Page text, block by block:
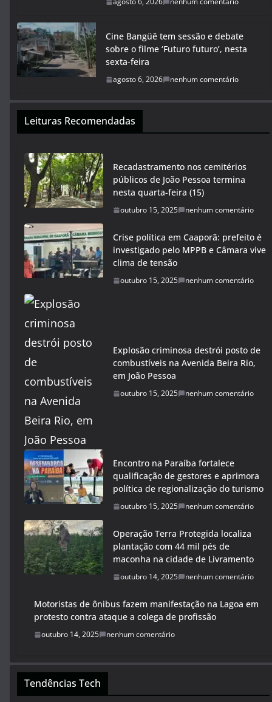
Cine Bangüê tem sessão e debate
sobre o filme ‘Futuro futuro’, nesta
sexta-feira
agosto 6, 2026 nenhum comentário
Leituras Recomendadas
Recadastramento nos cemitérios
públicos de João Pessoa termina
nesta quarta-feira (15)
outubro 15, 2025 nenhum comentário
Crise política em Caaporã: prefeito é
investigado pelo MPPB e Câmara vive
clima de tensão
outubro 15, 2025 nenhum comentário
Explosão criminosa destrói posto de
combustíveis na Avenida Beira Rio,
em João Pessoa
outubro 15, 2025 nenhum comentário
Encontro na Paraíba fortalece
qualificação de gestores e aprimora
política de regionalização do turismo
outubro 15, 2025 nenhum comentário
Operação Terra Protegida localiza
plantação com 44 mil pés de
maconha na cidade de Livramento
outubro 14, 2025 nenhum comentário
Motoristas de ônibus fazem manifestação na Lagoa em
protesto contra ataque a colega de profissão
outubro 14, 2025 nenhum comentário
Tendências Tech